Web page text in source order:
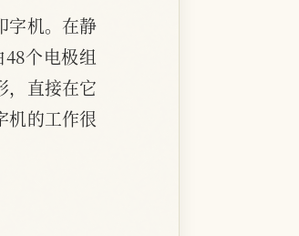
字机。在静
个电极组
，直接在它
机的工作很